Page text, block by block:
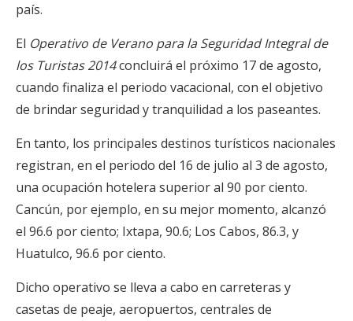
país.
El Operativo de Verano para la Seguridad Integral de
los Turistas 2014concluirá el próximo 17 de agosto,
cuando finaliza el periodo vacacional, con el objetivo
de brindar seguridad y tranquilidad a los paseantes.
En tanto, los principales destinos turísticos nacionales
registran, en el periodo del 16 de julio al 3 de agosto,
una ocupación hotelera superior al 90 por ciento.
Cancún, por ejemplo, en su mejor momento, alcanzó
el 96.6 por ciento; Ixtapa, 90.6; Los Cabos, 86.3, y
Huatulco, 96.6 por ciento.
Dicho operativo se lleva a cabo en carreteras y
casetas de peaje, aeropuertos, centrales de